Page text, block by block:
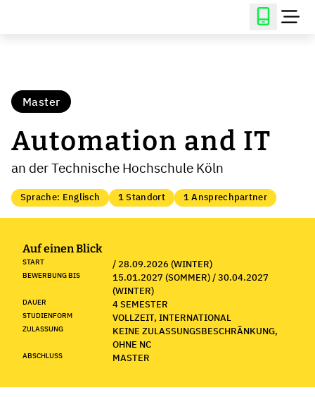
Master
Automation and IT
an der Technische Hochschule Köln
Sprache: Englisch 1 Standort 1 Ansprechpartner
Auf einen Blick
START / 28.09.2026 (WINTER)
BEWERBUNG BIS
15.01.2027 (SOMMER) / 30.04.2027
(WINTER)
DAUER 4 SEMESTER
STUDIENFORM VOLLZEIT, INTERNATIONAL
ZULASSUNG
KEINE ZULASSUNGSBESCHRÄNKUNG,
OHNE NC
ABSCHLUSS MASTER